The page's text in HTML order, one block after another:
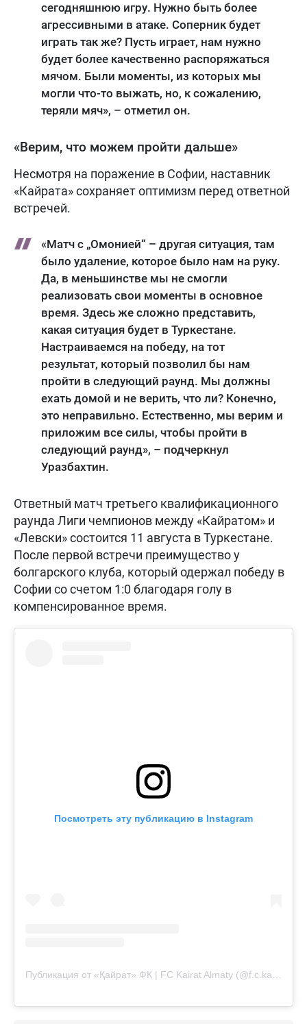
сегодняшнюю игру. Нужно быть более
агрессивными в атаке. Соперник будет
играть так же? Пусть играет, нам нужно
будет более качественно распоряжаться
мячом. Были моменты, из которых мы
могли что-то выжать, но, к сожалению,
теряли мяч», – отметил он.
«Верим, что можем пройти дальше»
Несмотря на поражение в Софии, наставник
«Кайрата» сохраняет оптимизм перед ответной
встречей.
«Матч с „Омонией“ – другая ситуация, там
было удаление, которое было нам на руку.
Да, в меньшинстве мы не смогли
реализовать свои моменты в основное
время. Здесь же сложно представить,
какая ситуация будет в Туркестане.
Настраиваемся на победу, на тот
результат, который позволил бы нам
пройти в следующий раунд. Мы должны
ехать домой и не верить, что ли? Конечно,
это неправильно. Естественно, мы верим и
приложим все силы, чтобы пройти в
следующий раунд», – подчеркнул
Уразбахтин.
Ответный матч третьего квалификационного
раунда Лиги чемпионов между «Кайратом» и
«Левски» состоится 11 августа в Туркестане.
После первой встречи преимущество у
болгарского клуба, который одержал победу в
Софии со счетом 1:0 благодаря голу в
компенсированное время.
Посмотреть эту публикацию в Instagram
Публикация от «Қайрат» ФК | FC Kairat Almaty (@f.c.kairat)